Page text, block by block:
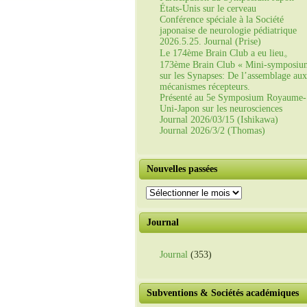
États-Unis sur le cerveau
Conférence spéciale à la Société
japonaise de neurologie pédiatrique
2026.5.25. Journal (Prise)
Le 174ème Brain Club a eu lieu。
173ème Brain Club « Mini-
sur les Synapses: De l’assemblage aux
mécanismes récepteurs.
Présenté au 5e Symposium Royaume-
Uni-Japon sur les neurosciences
Journal 2026/03/15 (Ishikawa)
Journal 2026/3/2 (Thomas)
Nouvelles passées
Nouvelles
passées
Journal
Journal (353)
Subventions & Sociétés académiques